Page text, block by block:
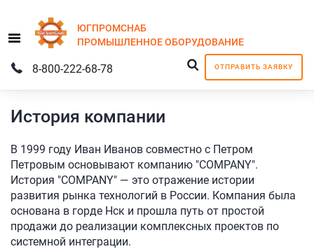
Menu
ЮГПРОМСНАБ
ПРОМЫШЛЕННОЕОБОРУДОВАНИЕ
ОТПРАВИТЬ ЗАЯВКУ
8-800-222-68-78
История компании
В 1999 году Иван Иванов совместно с Петром
Петровым основывают компанию "COMPANY".
История "COMPANY" — это отражение истории
развития рынка технологий в России. Компания была
основана в горде Нск и прошла путь от простой
продажи до реализации комплексных проектов по
системной интеграции.